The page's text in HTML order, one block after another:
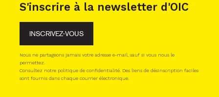
S'inscrire à la newsletter d'OIC
INSCRIVEZ-VOUS
Nous ne partageons jamais votre adresse e-mail, sauf si vous nous le
permettez.
Consultez notre politique de confidentialité. Des liens de désinscription faciles
sont fournis dans chaque courrier électronique.